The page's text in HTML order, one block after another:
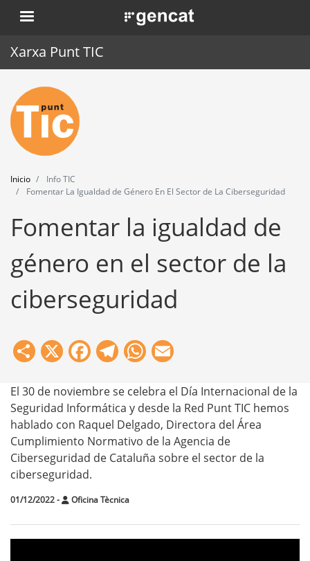
Pasar
al
. Obre en una nova finestra.
Xarxa Punt TIC
Inicio
Punt TIC
Actualidad
Agenda
Formación
Herramientas
Inicio
Info TIC
Fomentar La Igualdad de Género En El Sector de La Ciberseguridad
Fomentar la igualdad de
género en el sector de la
ciberseguridad
Share
X Facebook
Telegram
WhatsApp
El 30 de noviembre se celebra el Día Internacional de la
Seguridad Informática y desde la Red Punt TIC hemos
hablado con Raquel Delgado, Directora del Área
Cumplimiento Normativo de la Agencia de
Ciberseguridad de Cataluña sobre el sector de la
ciberseguridad.
01/12/2022- Oficina Tècnica